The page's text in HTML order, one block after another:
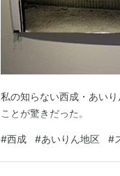
私の知らない西成・あい
ことが驚きだった。
#西成 #あいりん地区 #